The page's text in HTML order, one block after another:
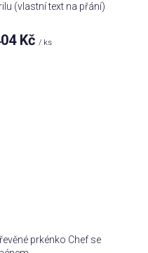
(vlastní text na přání)
Kč/ ks
prkénko Chef se